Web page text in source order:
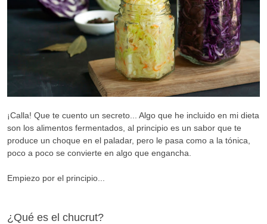
¡Calla! Que te cuento un secreto... Algo que he incluido en mi dieta
son los alimentos fermentados, al principio es un sabor que te
produce un choque en el paladar, pero le pasa como a la tónica,
poco a poco se convierte en algo que engancha.
Empiezo por el principio...
¿Qué es el chucrut?